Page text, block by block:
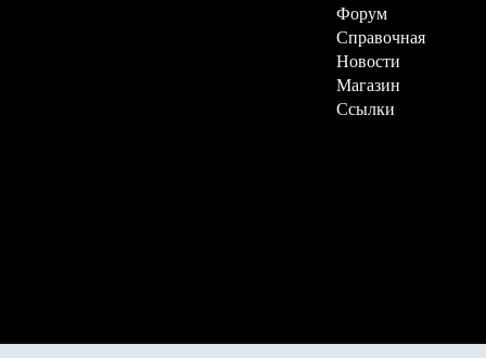
Форум
Справочная
Новости
Магазин
Ссылки